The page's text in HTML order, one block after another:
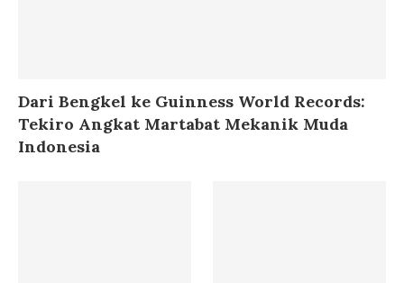
Dari Bengkel ke Guinness World Records:
Tekiro Angkat Martabat Mekanik Muda
Indonesia